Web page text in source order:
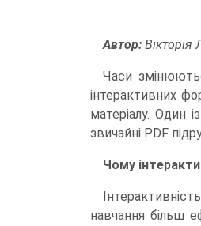
Автор: Вікторія
Часи
інтерактивних
матеріалу. Один
звичайні PDF
Чому
навчання більш